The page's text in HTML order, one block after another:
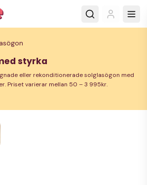
styrka
eller rekonditionerade solglasögon med
Priset varierar mellan 50 – 3 995kr.